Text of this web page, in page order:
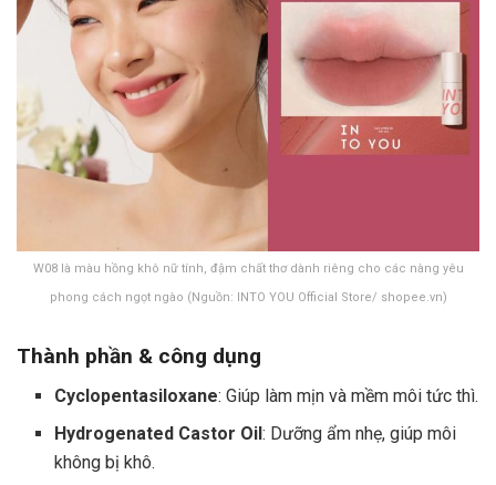
W08 là màu hồng khô nữ tính, đậm chất thơ dành riêng cho các nàng yêu
phong cách ngọt ngào (Nguồn: INTO YOU Official Store/ shopee.vn)
Thành phần & công dụng
Cyclopentasiloxane: Giúp làm mịn và mềm môi tức thì.
Hydrogenated Castor Oil: Dưỡng ẩm nhẹ, giúp môi
không bị khô.